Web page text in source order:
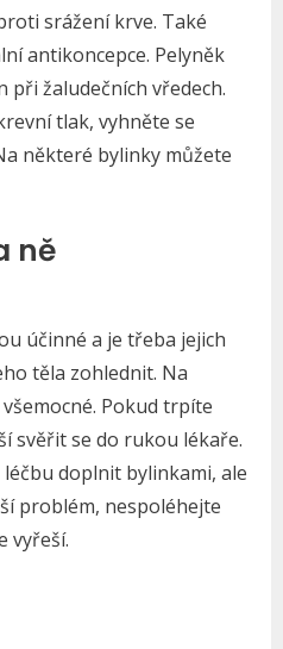
srážení krve. Také
antikoncepce. Pelyněk
při žaludečních vředech.
tlak, vyhněte se
některé bylinky můžete
ně
účinné a je třeba jejich
těla zohlednit. Na
Pokud trpíte
svěřit se do rukou lékaře.
doplnit bylinkami, ale
problém, nespoléhejte
vyřeší.